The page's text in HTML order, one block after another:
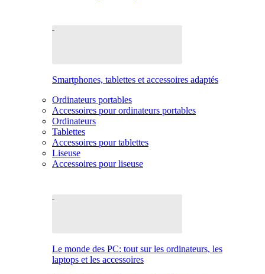
Smartphones, tablettes et accessoires adaptés
Ordinateurs portables
Accessoires pour ordinateurs portables
Ordinateurs
Tablettes
Accessoires pour tablettes
Liseuse
Accessoires pour liseuse
Le monde des PC: tout sur les ordinateurs, les
laptops et les accessoires